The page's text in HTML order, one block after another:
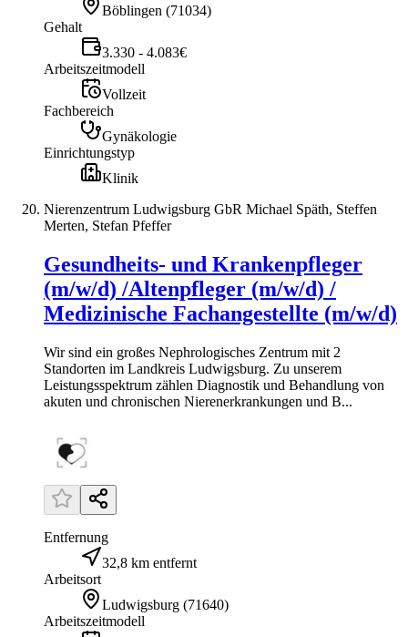
Böblingen (71034)
Gehalt
3.330 - 4.083€
Arbeitszeitmodell
Vollzeit
Fachbereich
Gynäkologie
Einrichtungstyp
Klinik
Nierenzentrum Ludwigsburg GbR Michael Späth, Steffen
Merten, Stefan Pfeffer
Gesundheits- und Krankenpfleger
(m/w/d) /Altenpfleger (m/w/d) /
Medizinische Fachangestellte (m/w/d)
Wir sind ein großes Nephrologisches Zentrum mit 2
Standorten im Landkreis Ludwigsburg. Zu unserem
Leistungsspektrum zählen Diagnostik und Behandlung von
akuten und chronischen Nierenerkrankungen und B...
Entfernung
32,8 km entfernt
Arbeitsort
Ludwigsburg (71640)
Arbeitszeitmodell